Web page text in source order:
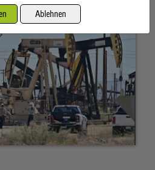
Ablehnen